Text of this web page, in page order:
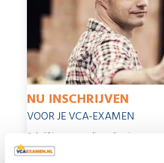
NU INSCHRIJVEN
VOOR JE VCA-EXAMEN
Schrijf je eenvoudig online in voor
in de buurt.